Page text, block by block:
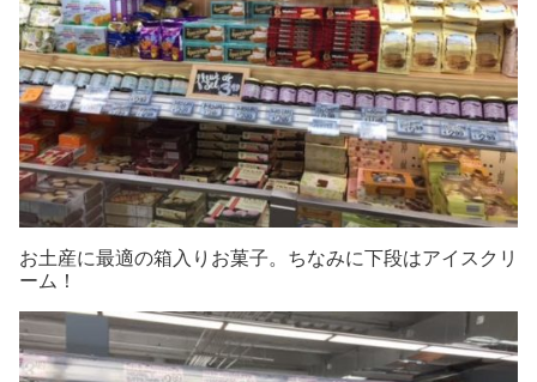
お土産に最適の箱入りお菓子。ちなみに下段はアイスクリ
ーム！